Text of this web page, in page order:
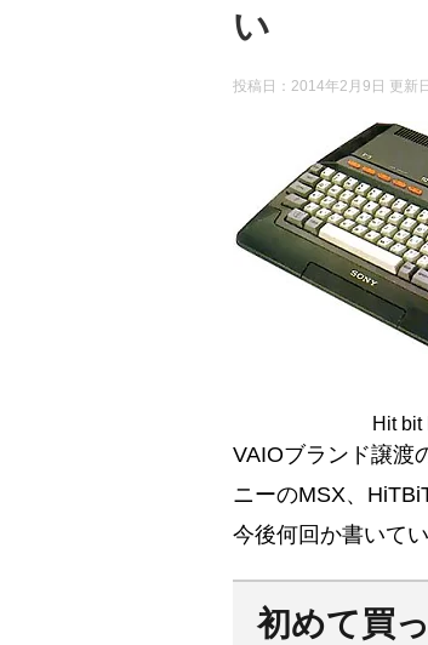
い
投稿日：2014年2月9日 更新
Hit bit
VAIOブランド譲渡
ニーのMSX、
今後何回か書いて
初めて買